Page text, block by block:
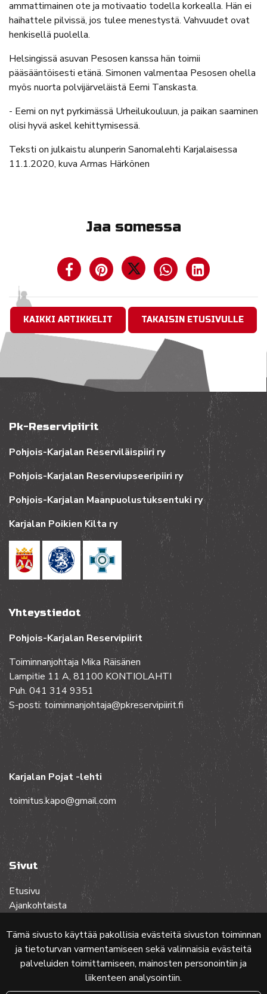
Tämä sivusto käyttää pakollisia evästeitä sivuston toiminnan
ja tietoturvan varmentamiseen sekä valinnaisia evästeitä
palveluiden toimittamiseen, mainosten personointiin ja
liikenteen analysointiin.
ammattimainen ote ja motivaatio todella korkealla. Hän ei
haihattele pilvissä, jos tulee menestystä. Vahvuudet ovat
henkisellä puolella.
Helsingissä asuvan Pesosen kanssa hän toimii
pääsääntöisesti etänä. Simonen valmentaa Pesosen ohella
myös nuorta polvijärveläistä Eemi Tanskasta.
- Eemi on nyt pyrkimässä Urheilukouluun, ja paikan saaminen
olisi hyvä askel kehittymisessä.
Teksti on julkaistu alunperin Sanomalehti Karjalaisessa
11.1.2020, kuva Armas Härkönen
Jaa somessa
KAIKKI ARTIKKELIT TAKAISIN ETUSIVULLE
Pk-Reservipiirit
Pohjois-Karjalan Reserviläispiiri ry
Pohjois-Karjalan Reserviupseeripiiri ry
Pohjois-Karjalan Maanpuolustuksentuki ry
Karjalan Poikien Kilta ry
Yhteystiedot
Pohjois-Karjalan Reservipiirit
Toiminnanjohtaja Mika Räisänen
Lampitie 11 A, 81100 KONTIOLAHTI
Puh. 041 314 9351
S-posti: toiminnanjohtaja@pkreservipiirit.fi
Karjalan Pojat -lehti
toimitus.kapo@gmail.com
Sivut
Etusivu
Ajankohtaista
Lehdet
Yhteistyössä
Ota yhteyttä
Etusivun karttakuva: MML (Nimeä CC 4.0, muokattu)